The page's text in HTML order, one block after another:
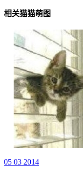
相关猫猫萌图
05 03 2014